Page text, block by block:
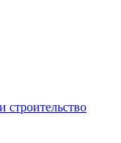
строительство